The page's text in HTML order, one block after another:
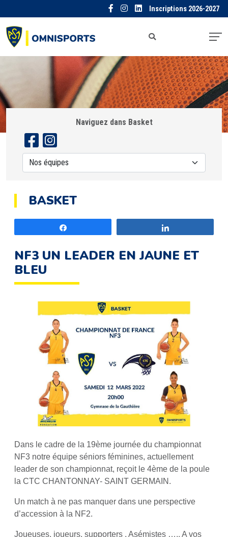
Inscriptions 2026-2027
Naviguez dans Basket
BASKET
NF3 UN LEADER EN JAUNE ET
BLEU
Dans le cadre de la 19ème journée du championnat
NF3 notre équipe séniors féminines, actuellement
leader de son championnat, reçoit le 4ème de la poule
la CTC CHANTONNAY- SAINT GERMAIN.
Un match à ne pas manquer dans une perspective
d’accession à la NF2.
Joueuses, joueurs, supporters , Asémistes ….. A vos